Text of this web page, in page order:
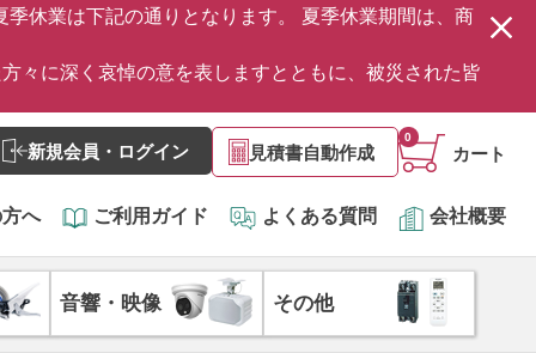
休業は下記の通りとなります。 夏季休業期間は、商
々に深く哀悼の意を表しますとともに、被災された皆
新規会員・ログイン 見積書自動作成 カート
0
へ ご利用ガイド よくある質問 会社概要
音響・映像 その他